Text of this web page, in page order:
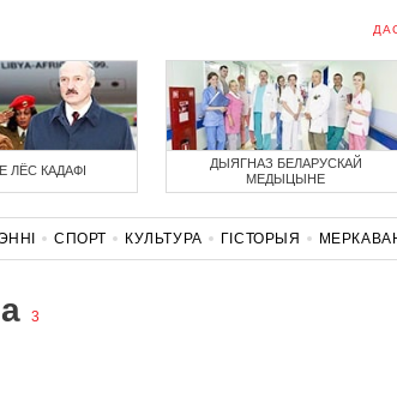
ЛЁС КАДАФІ
ДЫЯГНАЗ БЕЛАРУСКАЙ
МЕДЫЦЫНЕ
СПОРТ КУЛЬТУРА ГІСТОРЫЯ
3